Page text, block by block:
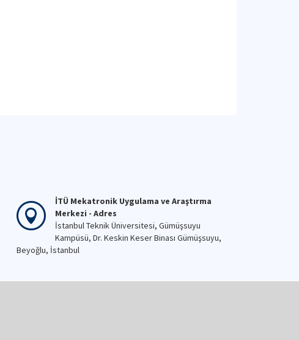
İTÜ Mekatronik Uygulama ve Araştırma
Merkezi - Adres
İstanbul Teknik Üniversitesi, Gümüşsuyu
Kampüsü, Dr. Keskin Keser Binası Gümüşsuyu,
Beyoğlu, İstanbul